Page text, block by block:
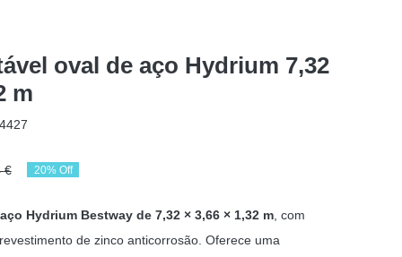
oval de aço Hydrium 7,32
m
€O
preço
original
O
preço
atual
20% Off
Hydrium Bestway de 7,32 × 3,66 × 1,32 m, com
de zinco anticorrosão. Oferece uma